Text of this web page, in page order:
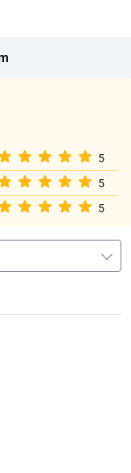
ánh nắng trực tiếp.
tùy theo khu vực và
sách tại:
5
5
5